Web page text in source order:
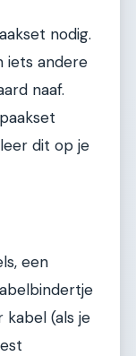
nodig.
iets andere
naaf.
dit op je
een
(als je